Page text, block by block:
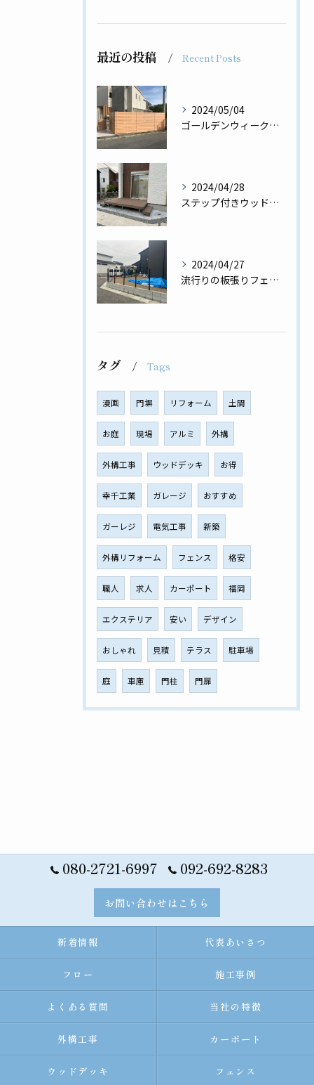
最近の投稿 Recent Posts
2024/05/04
ゴールデンウィーク前の工事完了✨板張りフェンス、門扉、門柱工事💪🏿
2024/04/28
ステップ付きウッドデッキ♪用途に合わせたウッドデッキ✨
2024/04/27
流行りの板張りフェンス工事完了✨
タグ Tags
漫画 門塀 リフォーム 土間
お庭 現場 アルミ 外構
外構工事 ウッドデッキ お得
幸千工業 ガレージ おすすめ
ガーレジ 電気工事 新築
外構リフォーム フェンス 格安
職人 求人 カーポート 福岡
エクステリア 安い デザイン
おしゃれ 見積 テラス 駐車場
庭 車庫 門柱 門扉
080-2721-6997 092-692-8283
お問い合わせはこちら
新着情報 代表あいさつ
フロー 施工事例
よくある質問 当社の特徴
外構工事 カーポート
ウッドデッキ フェンス